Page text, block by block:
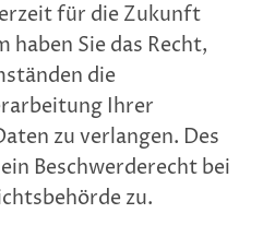
für die Zukunft
Sie das Recht,
die
Ihrer
zu verlangen. Des
Beschwerderecht bei
zu.